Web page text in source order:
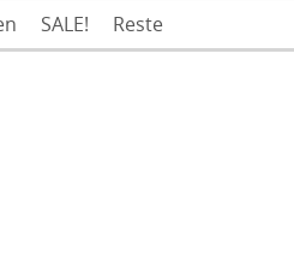
SALE! Reste